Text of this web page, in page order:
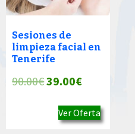
Sesiones de
limpieza facial en
Tenerife
90.00€El
original
39.00€El
actual
Ver Oferta